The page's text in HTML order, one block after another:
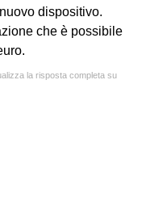
dispositivo.
che è possibile
la risposta completa su